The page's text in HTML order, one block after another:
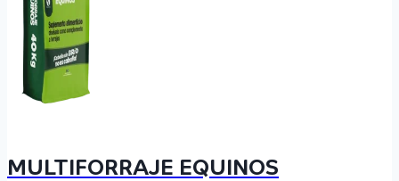
MULTIFORRAJE EQUINOS